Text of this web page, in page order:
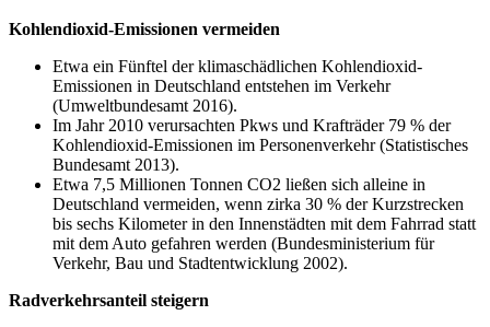
Kohlendioxid-Emissionen vermeiden
Etwa ein Fünftel der klimaschädlichen Kohlendioxid-
Emissionen in Deutschland entstehen im Verkehr
(Umweltbundesamt 2016).
Im Jahr 2010 verursachten Pkws und Krafträder 79 % der
Kohlendioxid-Emissionen im Personenverkehr (Statistisches
Bundesamt 2013).
Etwa 7,5 Millionen Tonnen CO2 ließen sich alleine in
Deutschland vermeiden, wenn zirka 30 % der Kurzstrecken
bis sechs Kilometer in den Innenstädten mit dem Fahrrad statt
mit dem Auto gefahren werden (Bundesministerium für
Verkehr, Bau und Stadtentwicklung 2002).
Radverkehrsanteil steigern